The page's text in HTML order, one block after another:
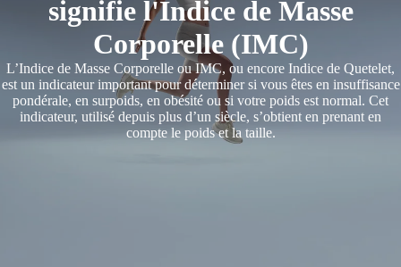
signifie l'Indice de Masse
Corporelle (IMC)
L’Indice de Masse Corporelle ou IMC, ou encore Indice de Quetelet,
est un indicateur important pour déterminer si vous êtes en insuffisance
pondérale, en surpoids, en obésité ou si votre poids est normal. Cet
indicateur, utilisé depuis plus d’un siècle, s’obtient en prenant en
compte le poids et la taille.